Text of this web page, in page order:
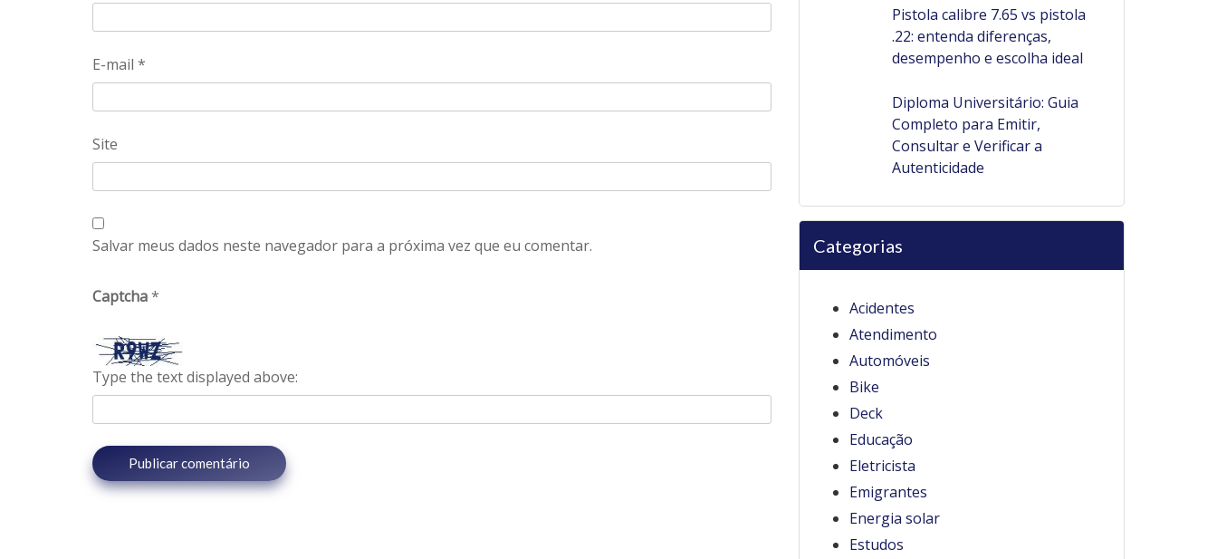
E-mail *
Site
Salvar meus dados neste navegador para a próxima vez que eu comentar.
Captcha*
Type the text displayed above:
Pistola calibre 7.65 vs pistola
.22: entenda diferenças,
desempenho e escolha ideal
Diploma Universitário: Guia
Completo para Emitir,
Consultar e Verificar a
Autenticidade
Categorias
Acidentes
Atendimento
Automóveis
Bike
Deck
Educação
Eletricista
Emigrantes
Energia solar
Estudos